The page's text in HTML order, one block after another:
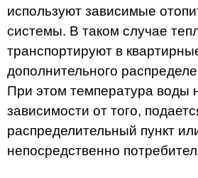
используют зависимые
системы. В таком случае
транспортируют в
дополнительного
При этом температура воды
зависимости от того,
распределительный пункт
непосредственно